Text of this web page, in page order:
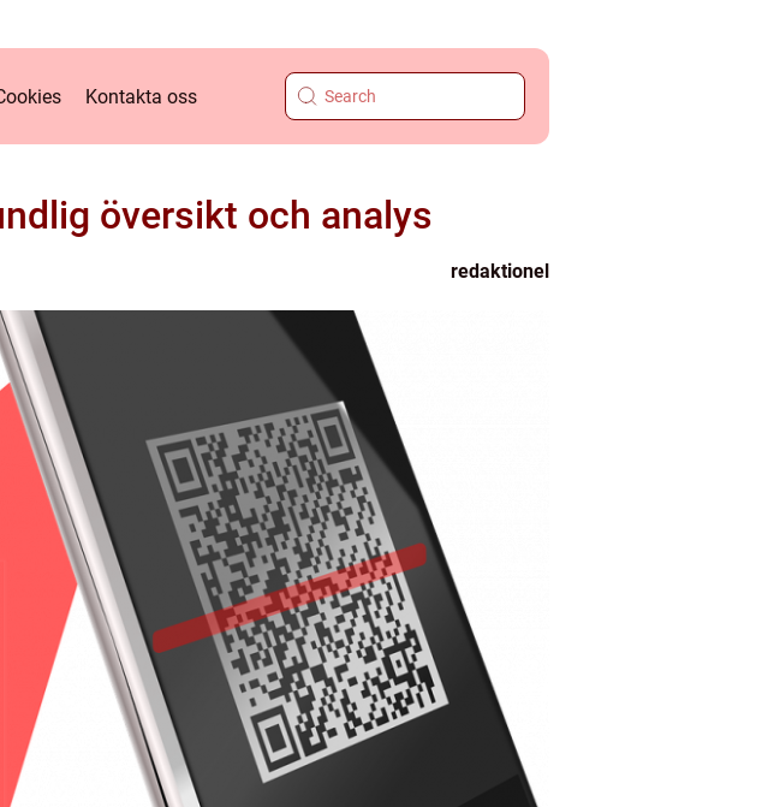
Kontakta oss
översikt och analys
redaktionel